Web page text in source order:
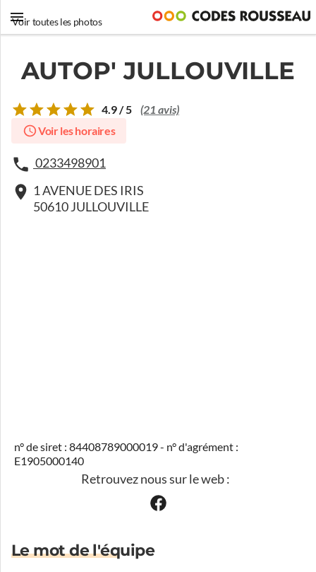
Voir toutes les photos
AUTOP' JULLOUVILLE
4.9 / 5 (21 avis)
Voir les horaires
0233498901
1 AVENUE DES IRIS
50610 JULLOUVILLE
n° de siret : 84408789000019 - n° d'agrément :
E1905000140
Retrouvez nous sur le web :
Le mot de l'équipe